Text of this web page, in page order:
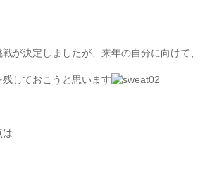
が決定しましたが、来年の自分に向けて、
しておこうと思います
は…